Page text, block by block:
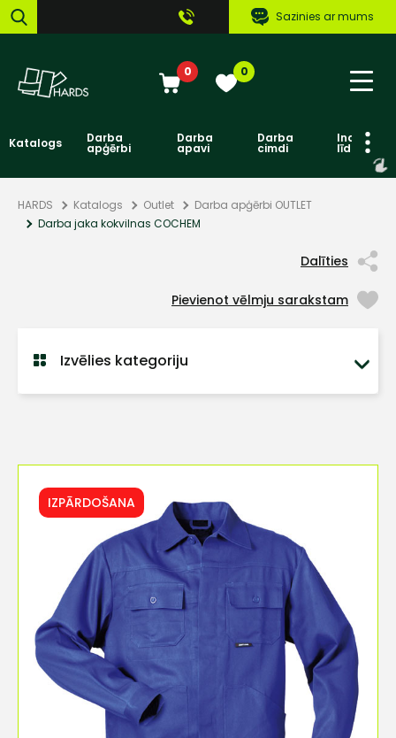
Sazinies ar mums
0 0
Katalogs Darba
apģērbi
Darba
apavi
Darba
cimdi līdzekļi
HARDS Katalogs Outlet
Darba apģērbi OUTLET
Darba jaka kokvilnas COCHEM
Dalīties
Pievienot vēlmju sarakstam
Izvēlies kategoriju
IZPĀRDOŠANA